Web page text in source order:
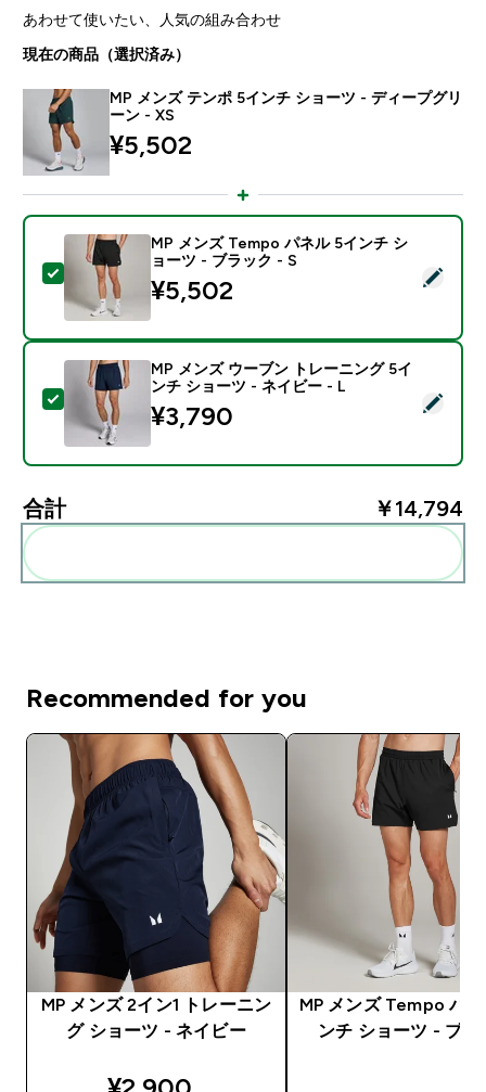
あわせて使いたい、人気の組み合わせ
現在の商品（選択済み）
MP メンズ テンポ 5インチ ショーツ - ディープグリ
ーン - XS
¥5,502‎
この商品を選択 - MP メンズ Tempo パネル 5インチ
MP メンズ Tempo パネル 5インチ シ
ョーツ - ブラック - S
¥5,502‎
この商品を選択 - MP メンズ ウーブン トレーニング
MP メンズ ウーブン トレーニング 5イ
ンチ ショーツ - ネイビー - L
¥3,790‎
合計 ￥14,794‎
Recommended for you
MP メンズ 2イン1 トレーニン
グ ショーツ - ネイビー
discounted price
MP メンズ Tempo パ
ンチ ショーツ - ブラ